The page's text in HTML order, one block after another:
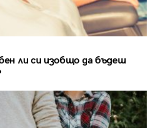
ли си изобщо да бъдеш